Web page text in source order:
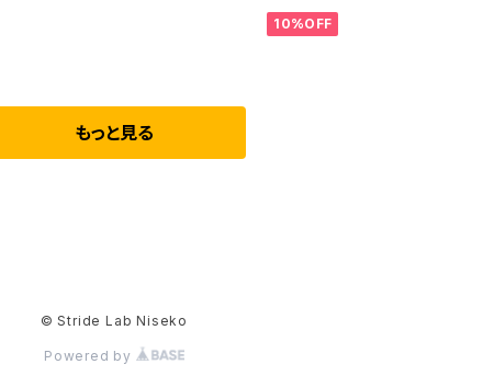
10%OFF
もっと見る
© Stride Lab Niseko
Powered by